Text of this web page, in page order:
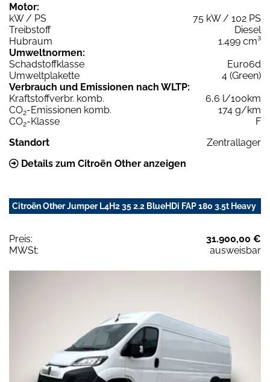
Motor:
kW / PS
75 kW / 102 PS
Treibstoff
Diesel
Hubraum
1.499 cm³
Umweltnormen:
Schadstoffklasse
Euro6d
Umweltplakette
4 (Green)
Verbrauch und Emissionen nach WLTP:
Kraftstoffverbr. komb.
6,6 l/100km
CO2-Emissionen komb.
174 g/km
CO2-Klasse
F
Standort
Zentrallager
Details zum Citroën Other anzeigen
Citroën Other Jumper L4H2 35 2.2 BlueHDi FAP 180 3.5t Heavy
Preis:
31.900,00 €
MWSt:
ausweisbar